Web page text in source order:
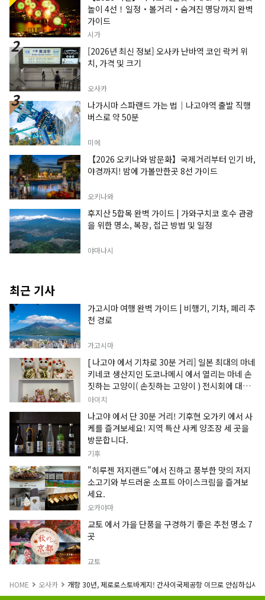
놀이 4선！일정・볼거리・숨겨진 명당까지 완벽
가이드
시가
[2026년 최신 정보] 오사카 난바역 코인 락커 위
치, 가격 및 크기
오사카
나가시마 스파랜드 가는 법｜나고야역 출발 직행
버스로 약 50분
미에
【2026 오키나와 밤문화】국제거리부터 인기 바,
야경까지! 밤에 가볼만한곳 8선 가이드
오키나와
후지산 5합목 완벽 가이드 | 가와구치코 호수 관광
을 위한 명소, 복장, 접근 방법 및 일정
야마나시
최근 기사
가고시마 여행 완벽 가이드 | 비행기, 기차, 페리 추
천 경로
가고시마
[ 나고야 에서 기차로 30분 거리] 일본 최대의 마네
키네코 생산지인 도코나메시 에서 열리는 마네 손
짓하는 고양이( 손짓하는 고양이 ) 전시회에 대한
정보입니다.
아이치
나고야 에서 단 30분 거리! 기후현 오가키 에서 사
케를 즐겨보세요! 지역 특산 사케 양조장 세 곳을
방문합니다.
기후
"히루젠 저지랜드"에서 진하고 풍부한 맛의 저지
소고기와 부드러운 소프트 아이스크림을 즐겨보
세요.
오카야마
교토 에서 가을 단풍을 구경하기 좋은 추천 명소 7
곳
교토
HOME 오사카 개항 30년, 제로로스토바게지! 간사이국제공항 이므로 안심하십시